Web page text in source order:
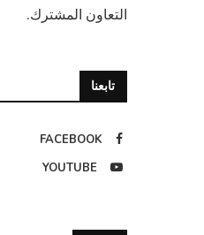
التعاون المشترك.
تابعنا
FACEBOOK
YOUTUBE